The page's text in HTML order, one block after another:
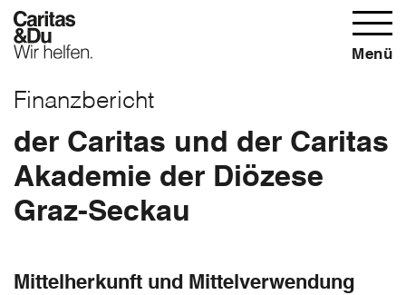
Menü
Finanzbericht
der Caritas und der Caritas
Akademie der Diözese
Graz-Seckau
Mittelherkunft und Mittelverwendung